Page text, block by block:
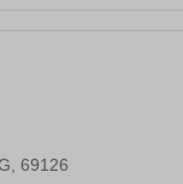
69126